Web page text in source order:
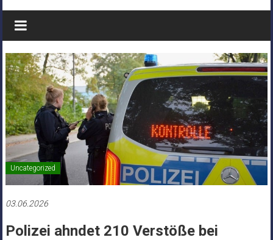
Monheim
Uncategorized
03.06.2026
Polizei ahndet 210 Verstöße bei